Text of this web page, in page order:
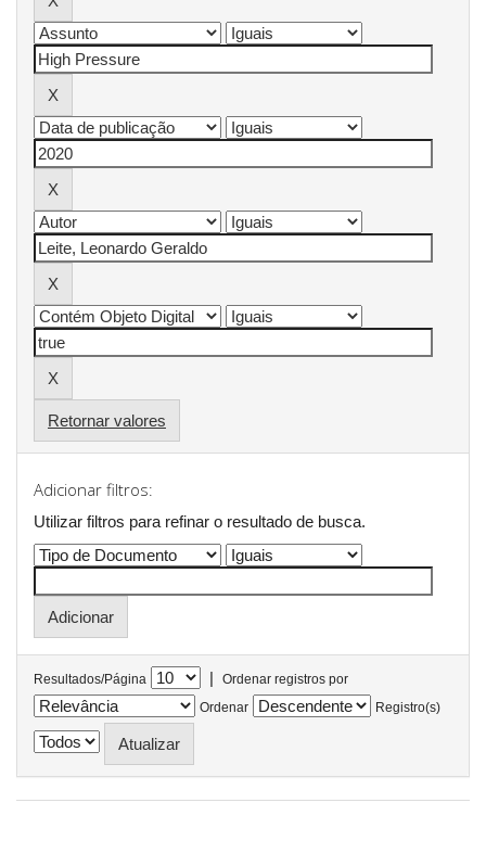
Retornar valores
Adicionar filtros:
Utilizar filtros para refinar o resultado de busca.
Resultados/Página |
Ordenar registros por
Ordenar
Registro(s)